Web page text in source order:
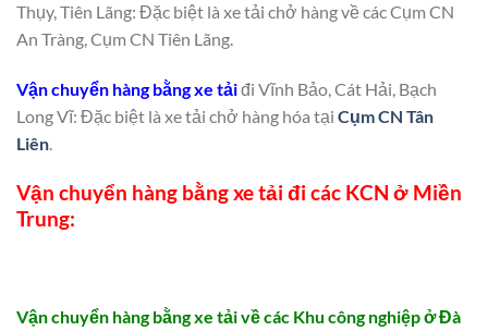
Thụy, Tiên Lãng: Đặc biệt là xe tải chở hàng về các Cụm CN
An Tràng, Cụm CN Tiên Lãng.
Vận chuyển hàng bằng xe tảiđi Vĩnh Bảo, Cát Hải, Bạch
Long Vĩ: Đặc biệt là xe tải chở hàng hóa tại Cụm CN Tân
Liên.
Vận chuyển hàng bằng xe tải đi các KCN ở Miền
Trung:
Vận chuyển hàng bằng xe tải về các Khu công nghiệp ở Đà